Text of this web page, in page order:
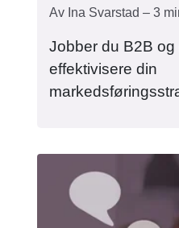
Av Ina Svarstad – 3
Jobber du B2B
effektivisere din